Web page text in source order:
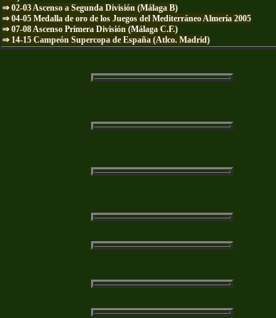
⇒ 02-03 Ascenso a Segunda División (Málaga B)
⇒ 04-05 Medalla de oro de los Juegos del Mediterráneo Almería 2005
⇒ 07-08 Ascenso Primera División (Málaga C.F.)
⇒ 14-15 Campeón Supercopa de España (Atlco. Madrid)